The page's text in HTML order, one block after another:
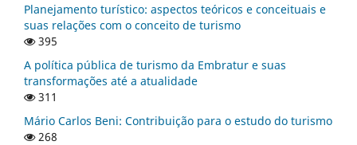
Planejamento turístico: aspectos teóricos e conceituais e
suas relações com o conceito de turismo
395
A política pública de turismo da Embratur e suas
transformações até a atualidade
311
Mário Carlos Beni: Contribuição para o estudo do turismo
268